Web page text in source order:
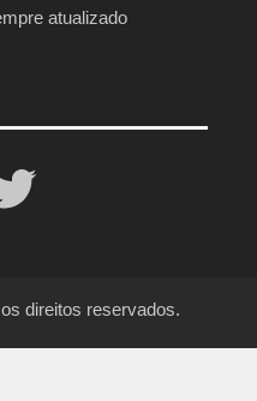
atualizado
direitos reservados.